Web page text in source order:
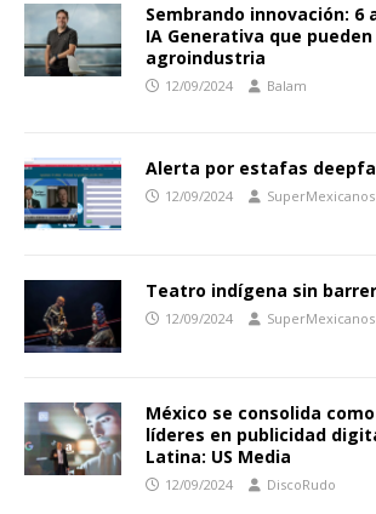
Sembrando innovación: 6
IA Generativa que
agroindustria
12/09/2024 Balam
Alerta por estafas
12/09/2024 SuperMexicanos
Teatro indígena sin
12/09/2024 SuperMexicanos
México se consolida
líderes en publicidad
Latina: US Media
12/09/2024 DiscoRudo